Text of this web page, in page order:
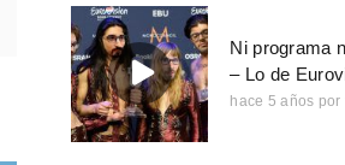
Ni programa
– Lo de
hace 5 años por